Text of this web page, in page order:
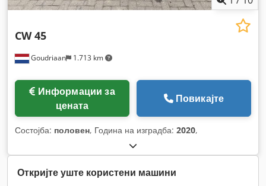
Goudriaan 1.713 km
CW 45
цената
Повикајте
Состојба: половен, Година на изградба: 2020,
Откријте уште користени машини